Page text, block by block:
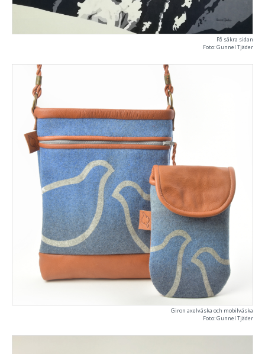
På säkra sidan
Foto: Gunnel Tjäder
Giron axelväska och mobilväska
Foto: Gunnel Tjäder